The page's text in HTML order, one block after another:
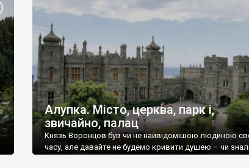
Алупка. Місто, церква, парк і,
звичайно, палац
Князь Воронцов був чи не найвідомішою людиною
часу, але давайте не будемо кривити душею – чи